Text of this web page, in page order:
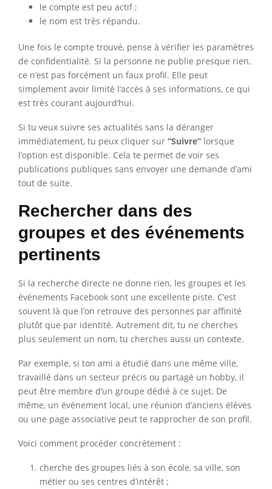
le compte est peu actif ;
le nom est très répandu.
Une fois le compte trouvé, pense à vérifier les paramètres
de confidentialité. Si la personne ne publie presque rien,
ce n’est pas forcément un faux profil. Elle peut
simplement avoir limité l’accès à ses informations, ce qui
est très courant aujourd’hui.
Si tu veux suivre ses actualités sans la déranger
immédiatement, tu peux cliquer sur “Suivre” lorsque
l’option est disponible. Cela te permet de voir ses
publications publiques sans envoyer une demande d’ami
tout de suite.
Rechercher dans des
groupes et des événements
pertinents
Si la recherche directe ne donne rien, les groupes et les
événements Facebook sont une excellente piste. C’est
souvent là que l’on retrouve des personnes par affinité
plutôt que par identité. Autrement dit, tu ne cherches
plus seulement un nom, tu cherches aussi un contexte.
Par exemple, si ton ami a étudié dans une même ville,
travaillé dans un secteur précis ou partagé un hobby, il
peut être membre d’un groupe dédié à ce sujet. De
même, un événement local, une réunion d’anciens élèves
ou une page associative peut te rapprocher de son profil.
Voici comment procéder concrètement :
cherche des groupes liés à son école, sa ville, son
métier ou ses centres d’intérêt ;